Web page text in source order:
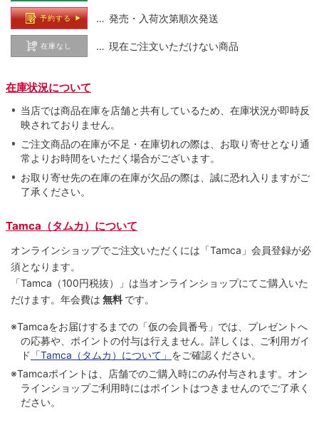
予約する … 発売・入荷次第順次発送
在庫なし … 現在ご注文いただけない商品
在庫状況について
当店では商品在庫を店舗と共有しているため、在庫状況が即時反
映されておりません。
ご注文商品の在庫が不足・在庫切れの際は、お取り寄せとなり通
常よりお時間をいただく場合がございます。
お取り寄せ先の在庫の在庫が欠品の際は、誠に恐れ入りますがご
了承ください。
Tamca（タムカ）について
オンラインショップでご注⽂いただくには「Tamca」会員登録が必
須となります。
「Tamca （100円税抜）
」は当オンラインショップにてご購⼊いた
だけます。 年会費は 無料 です。
※Tamcaをお届けするまでの「仮の会員番号」では、プレゼントへ
の応募や、ポイントの付与は⾏えません。詳しくは、ご利⽤ガイ
ド 「Tamca（タムカ）について」 をご確認ください。
※Tamcaポイントは、店舗でのご購⼊時にのみ付与されます。オン
ラインショップご利用時にはポイントはつきませんのでご了承く
ださい。